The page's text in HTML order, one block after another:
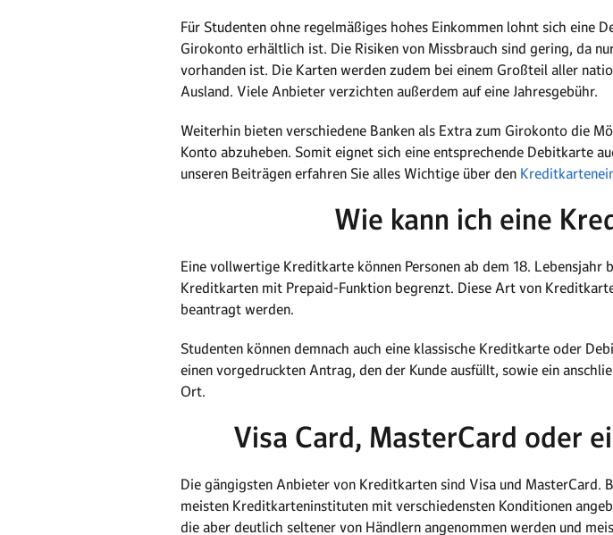
Für Studenten ohne regelmäßiges hohes Einkommen lohnt sich eine
Girokonto erhältlich ist. Die Risiken von Missbrauch sind gering, da
vorhanden ist. Die Karten werden zudem bei einem Großteil aller
Ausland. Viele Anbieter verzichten außerdem auf eine Jahresgebühr.
Weiterhin bieten verschiedene Banken als Extra zum Girokonto die
Konto abzuheben. Somit eignet sich eine entsprechende Debitkarte
unseren Beiträgen erfahren Sie alles Wichtige über den
Wie kann ich eine
Eine vollwertige Kreditkarte können Personen ab dem 18.
Kreditkarten mit Prepaid-Funktion begrenzt. Diese Art von
beantragt werden.
Studenten können demnach auch eine klassische Kreditkarte oder
einen vorgedruckten Antrag, den der Kunde ausfüllt, sowie ein
Ort.
Visa Card, MasterCard oder
Die gängigsten Anbieter von Kreditkarten sind Visa und
meisten Kreditkarteninstituten mit verschiedensten Konditionen
die aber deutlich seltener von Händlern angenommen werden und